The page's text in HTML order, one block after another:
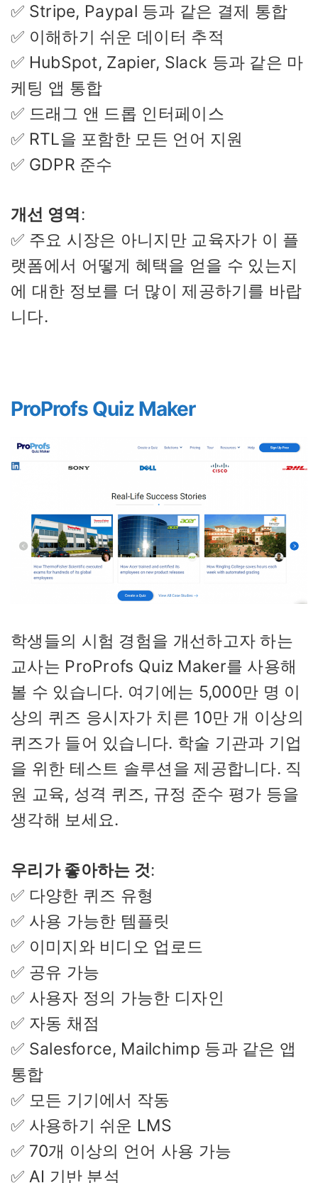
✅ Stripe, Paypal 등과 같은 결제 통합
✅ 이해하기 쉬운 데이터 추적
✅ HubSpot, Zapier, Slack 등과 같은 마
케팅 앱 통합
✅ 드래그 앤 드롭 인터페이스
✅ RTL을 포함한 모든 언어 지원
✅ GDPR 준수
개선 영역:
✅ 주요 시장은 아니지만 교육자가 이 플
랫폼에서 어떻게 혜택을 얻을 수 있는지
에 대한 정보를 더 많이 제공하기를 바랍
니다.
ProProfs Quiz Maker
학생들의 시험 경험을 개선하고자 하는
교사는 ProProfs Quiz Maker를 사용해
볼 수 있습니다. 여기에는 5,000만 명 이
상의 퀴즈 응시자가 치른 10만 개 이상의
퀴즈가 들어 있습니다. 학술 기관과 기업
을 위한 테스트 솔루션을 제공합니다. 직
원 교육, 성격 퀴즈, 규정 준수 평가 등을
생각해 보세요.
우리가 좋아하는 것:
✅ 다양한 퀴즈 유형
✅ 사용 가능한 템플릿
✅ 이미지와 비디오 업로드
✅ 공유 가능
✅ 사용자 정의 가능한 디자인
✅ 자동 채점
✅ Salesforce, Mailchimp 등과 같은 앱
통합
✅ 모든 기기에서 작동
✅ 사용하기 쉬운 LMS
✅ 70개 이상의 언어 사용 가능
✅ AI 기반 분석